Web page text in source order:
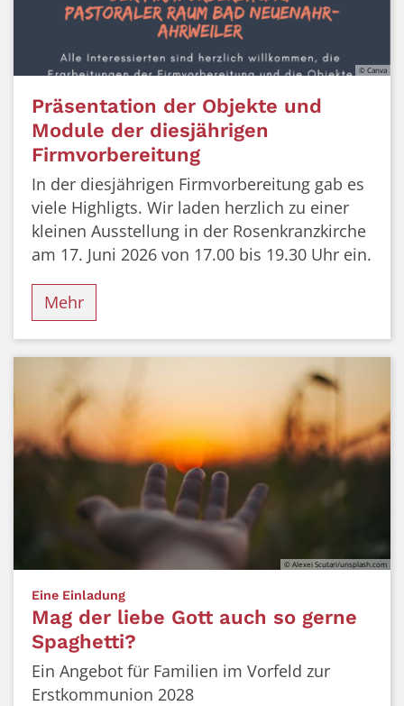
© Canva
Präsentation der Objekte und
Module der diesjährigen
Firmvorbereitung
In der diesjährigen Firmvorbereitung gab es
viele Highligts. Wir laden herzlich zu einer
kleinen Ausstellung in der Rosenkranzkirche
am 17. Juni 2026 von 17.00 bis 19.30 Uhr ein.
Mehr
© Alexei Scutari/unsplash.com
Eine Einladung:
Mag der liebe Gott auch so gerne
Spaghetti?
Ein Angebot für Familien im Vorfeld zur
Erstkommunion 2028